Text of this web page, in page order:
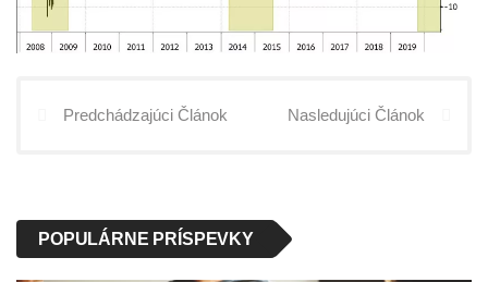
Predchádzajúci Článok Nasledujúci Článok
POPULÁRNE PRÍSPEVKY